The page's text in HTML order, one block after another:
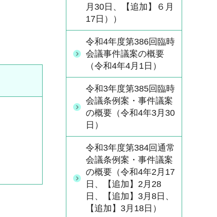
月30日、【追加】６月
17日））
令和4年度第386回臨時
会議事件議案の概要
（令和4年4月1日）
令和3年度第385回臨時
会議条例案・事件議案
の概要（令和4年3月30
日）
令和3年度第384回通常
会議条例案・事件議案
の概要（令和4年2月17
日、【追加】2月28
日、【追加】3月8日、
【追加】3月18日）